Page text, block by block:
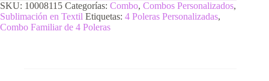
SKU: 10008115 Categorías: Combo, Combos Personalizados,
Sublimación en Textil Etiquetas: 4 Poleras Personalizadas,
Combo Familiar de 4 Poleras